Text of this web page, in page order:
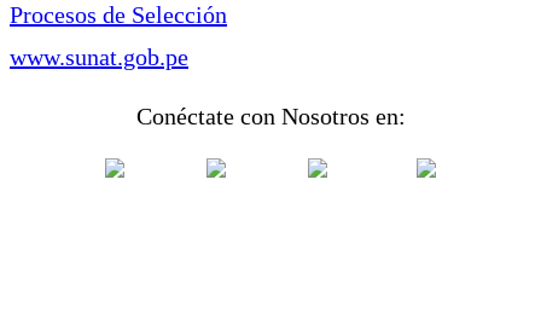
Procesos de Selección
www.sunat.gob.pe
Conéctate con Nosotros en: